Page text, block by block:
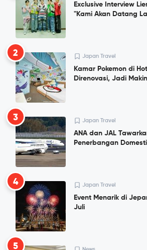
Exclusive Interview
"Kami Akan Datang
2 Japan Travel
Kamar Pokemon di
Direnovasi, Jadi
3 Japan Travel
ANA dan JAL
Penerbangan
4 Japan Travel
Event Menarik di
Juli
5